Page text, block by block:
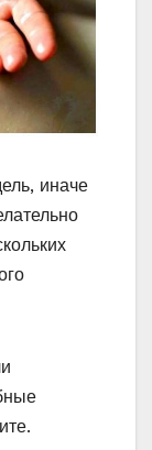
иначе